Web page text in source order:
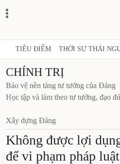
TIÊU ĐIỂM THỜI SỰ THÁI
CHÍNH TRỊ
Bảo vệ nền tảng tư tưởng của Đảng
Học tập và làm theo tư tưởng, đạo
Xây dựng Đảng
Không được lợi
để vi phạm pháp luật